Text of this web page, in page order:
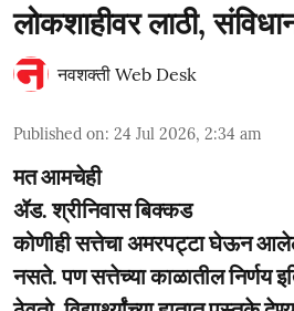
लोकशाहीवर लाठी,
नवशक्ती Web Desk
Published on: 24 Jul 2026, 2:34 am
मत आमचेही
ॲड. श्रीनिवास बिक्कड
कोणीही सत्तेचा अमरपट्टा घेऊन आलेले
नसते. पण सत्तेच्या काळातील निर्णय